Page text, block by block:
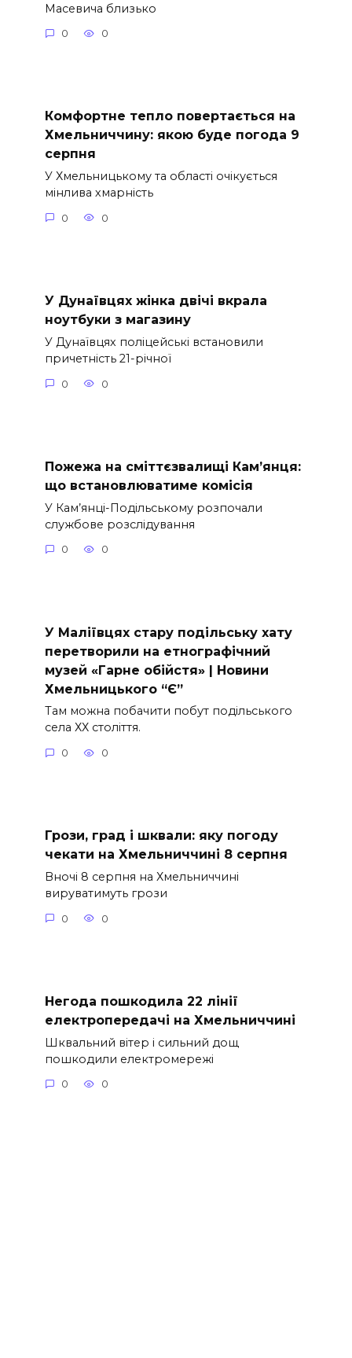
Масевича близько
0 0
Комфортне тепло повертається на
Хмельниччину: якою буде погода 9
серпня
У Хмельницькому та області очікується
мінлива хмарність
0 0
У Дунаївцях жінка двічі вкрала
ноутбуки з магазину
У Дунаївцях поліцейські встановили
причетність 21-річної
0 0
Пожежа на сміттєзвалищі Кам’янця:
що встановлюватиме комісія
У Кам’янці-Подільському розпочали
службове розслідування
0 0
У Маліївцях стару подільську хату
перетворили на етнографічний
музей «Гарне обійстя» | Новини
Хмельницького “Є”
Там можна побачити побут подільського
села ХХ століття.
0 0
Грози, град і шквали: яку погоду
чекати на Хмельниччині 8 серпня
Вночі 8 серпня на Хмельниччині
вируватимуть грози
0 0
Негода пошкодила 22 лінії
електропередачі на Хмельниччині
Шквальний вітер і сильний дощ
пошкодили електромережі
0 0